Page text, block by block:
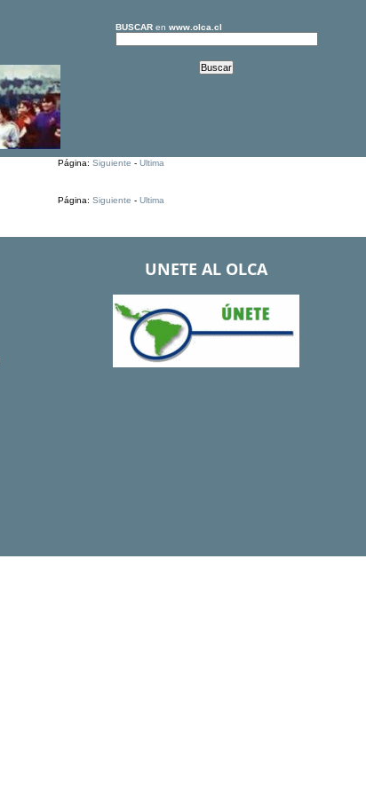
BUSCARen www.olca.cl
Página: Siguiente - Ultima
Página: Siguiente - Ultima
UNETE AL OLCA